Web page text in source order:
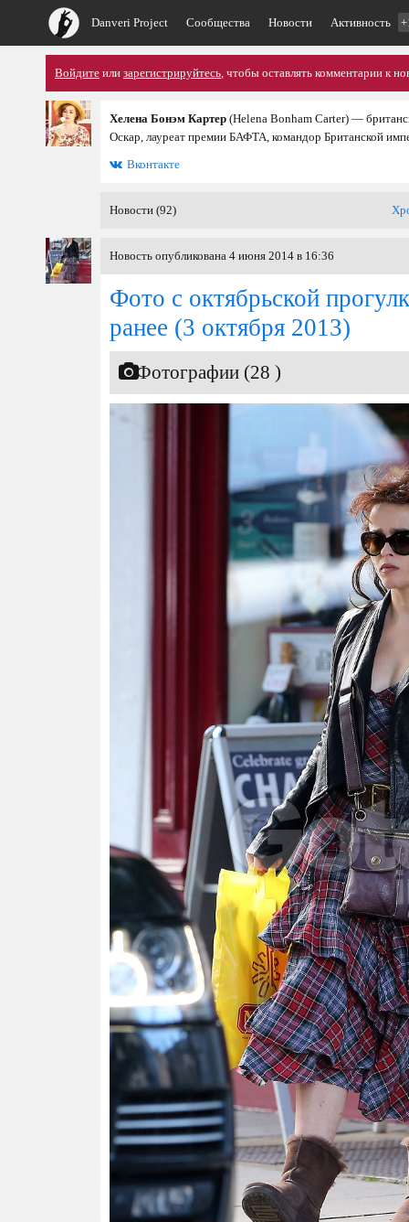
Danveri Project Сообщества Новости Активность
Войдите или зарегистрируйтесь, чтобы оставлять комментарии к
Хелена Бонэм Картер (Helena Bonham Carter) —
Оскар, лауреат премии БАФТА, командор Британской
Вконтакте
Новости (92)
Новость опубликована 4 июня 2014 в 16:36
Фото с октябрьской
ранее (3 октября 2013)
Фотографии (28 )